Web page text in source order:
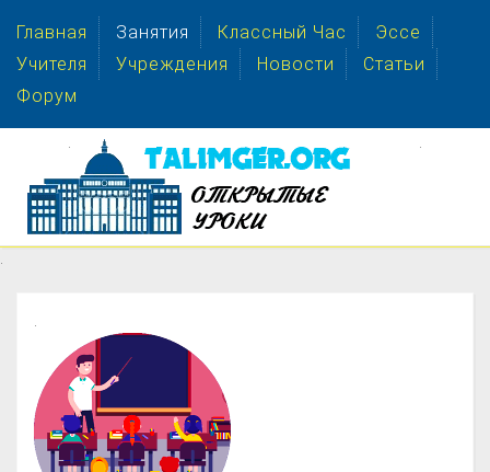
Главная Занятия Классный Час
Эссе
Учителя
Учреждения Новости
Статьи
Форум
.
.
. .